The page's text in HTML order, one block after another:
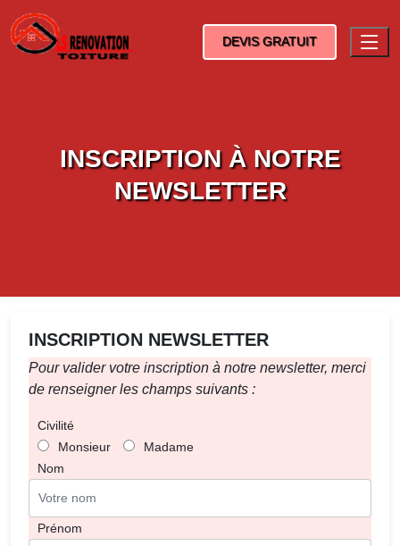
DEVIS GRATUIT
INSCRIPTION À NOTRE
NEWSLETTER
INSCRIPTION NEWSLETTER
Pour valider votre inscription à notre newsletter, merci
de renseigner les champs suivants :
Civilité
Monsieur
Madame
Nom
Prénom